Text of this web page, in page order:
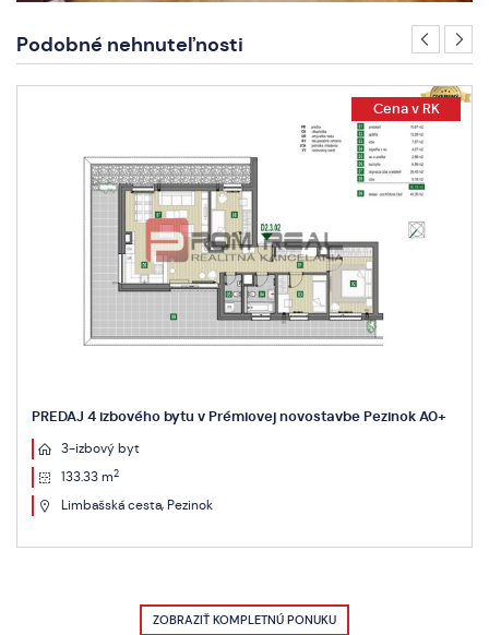
Podobné nehnuteľnosti
Cena v RK
PREDAJ 4 izbového bytu v Prémiovej novostavbe Pezinok A0+
3-izbový byt
133.33 m2
Limbašská cesta, Pezinok
ZOBRAZIŤ KOMPLETNÚ PONUKU